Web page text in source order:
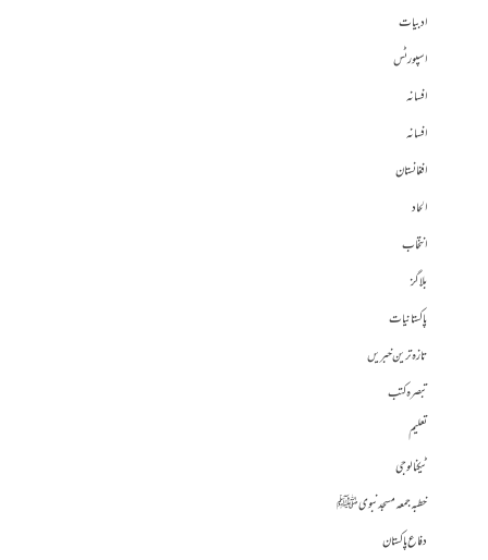
ادبیات
اسپورٹس
افسانہ
افسانہ
افغانستان
الحاد
انتخاب
بلاگز
پاکستانیات
تازہ ترین خبریں
تبصرہ کتب
تعلیم
ٹیکنالوجی
خطبہ جمعہ مسجد نبوی ﷺ
دفاع پاکستان